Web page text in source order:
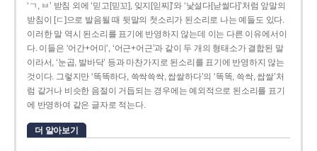
‘ㄱ, ㅂ’ 받침 외에 ‘믿고[믿꼬], 잊지[읻찌]’와 ‘낯설다[낟썰다]’처럼 앞말의
받침이 [ㄷ]으로 발음될 때 뒷말의 첫소리가 된소리로 나는 예들도 있다.
이러한 말 역시 된소리를 표기에 반영하지 않는데 이는 다른 이유에서이
다. 이들은 ‘어간+어미’, ‘어근+어근’과 같이 두 개의 형태소가 결합된 말
이라서, ‘눈곱, 발바닥’ 등과 마찬가지로 된소리를 표기에 반영하지 않는
것이다. 그렇지만 ‘똑똑하다, 쓱싹쓱싹, 쌉쌀하다’의 ‘똑똑, 쓱싹, 쌉쌀’처
럼 같거나 비슷한 음절이 거듭되는 경우에는 예외적으로 된소리를 표기
에 반영하여 같은 글자로 적는다.
더 알아보기